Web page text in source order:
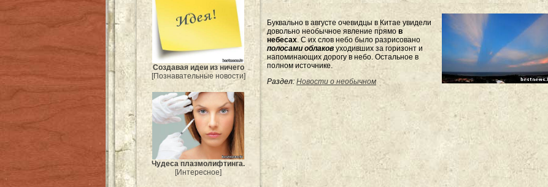
Создавая идеи из ничего
[Познавательные новости]
Чудеса плазмолифтинга.
[Интересное]
Буквально в августе очевидцы в Китае увидели
довольно необычное явление прямо в
небесах. С их слов небо было разрисовано
полосами облаков уходивших за горизонт и
напоминающих дорогу в небо. Остальное в
полном источнике.
Раздел: Новости о необычном